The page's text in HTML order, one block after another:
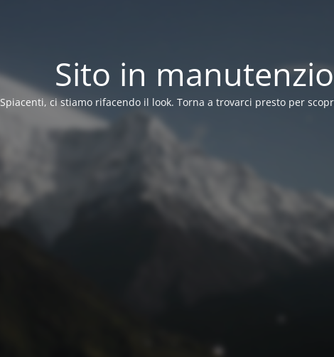
Sito in
Spiacenti, ci stiamo rifacendo il look. Torna a trovarci presto per